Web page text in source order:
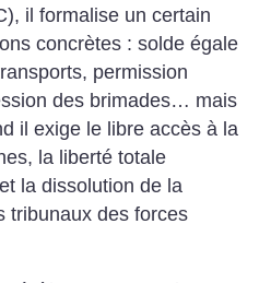
il formalise un certain
concrètes : solde égale
permission
des brimades… mais
il exige le libre accès à la
la liberté totale
la dissolution de la
tribunaux des forces